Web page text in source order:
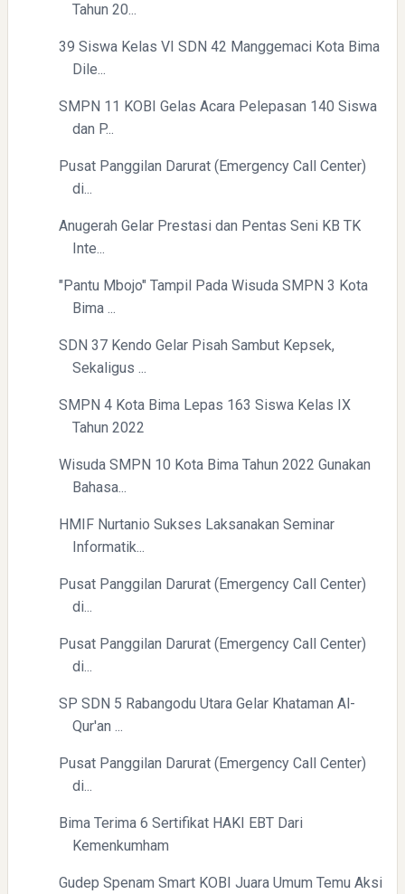
Tahun 20...
39 Siswa Kelas VI SDN 42 Manggemaci Kota Bima
Dile...
SMPN 11 KOBI Gelas Acara Pelepasan 140 Siswa
dan P...
Pusat Panggilan Darurat (Emergency Call Center)
di...
Anugerah Gelar Prestasi dan Pentas Seni KB TK
Inte...
"Pantu Mbojo" Tampil Pada Wisuda SMPN 3 Kota
Bima ...
SDN 37 Kendo Gelar Pisah Sambut Kepsek,
Sekaligus ...
SMPN 4 Kota Bima Lepas 163 Siswa Kelas IX
Tahun 2022
Wisuda SMPN 10 Kota Bima Tahun 2022 Gunakan
Bahasa...
HMIF Nurtanio Sukses Laksanakan Seminar
Informatik...
Pusat Panggilan Darurat (Emergency Call Center)
di...
Pusat Panggilan Darurat (Emergency Call Center)
di...
SP SDN 5 Rabangodu Utara Gelar Khataman Al-
Qur'an ...
Pusat Panggilan Darurat (Emergency Call Center)
di...
Bima Terima 6 Sertifikat HAKI EBT Dari
Kemenkumham
Gudep Spenam Smart KOBI Juara Umum Temu Aksi